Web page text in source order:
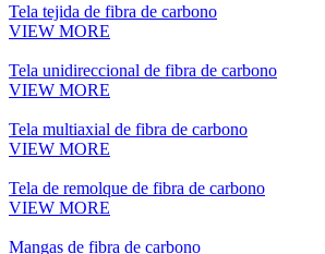
Tela tejida de fibra de carbono
VIEW MORE
Tela unidireccional de fibra de carbono
VIEW MORE
Tela multiaxial de fibra de carbono
VIEW MORE
Tela de remolque de fibra de carbono
VIEW MORE
Mangas de fibra de carbono